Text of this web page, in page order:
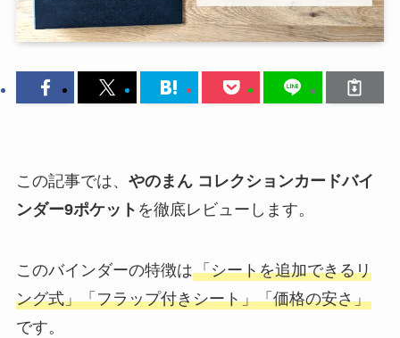
この記事では、 やのまん コレクションカードバイ
ンダー9ポケット を徹底レビューします。
このバインダーの特徴は「シートを追加できるリ
ング式」「フラップ付きシート」「価格の安さ」
です。